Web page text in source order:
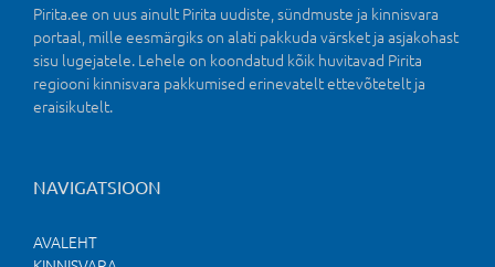
Pirita.ee on uus ainult Pirita uudiste, sündmuste ja kinnisvara
portaal, mille eesmärgiks on alati pakkuda värsket ja asjakohast
sisu lugejatele. Lehele on koondatud kõik huvitavad Pirita
regiooni kinnisvara pakkumised erinevatelt ettevõtetelt ja
eraisikutelt.
NAVIGATSIOON
AVALEHT